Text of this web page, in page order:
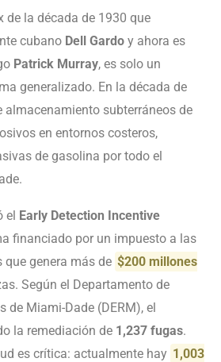
de la década de 1930 que
cubano Dell Gardo y ahora es
Patrick Murray, es solo un
generalizado. En la década de
almacenamiento subterráneos de
en entornos costeros,
de gasolina por todo el
el Early Detection Incentive
financiado por un impuesto a las
genera más de $200 millones
Según el Departamento de
de Miami-Dade (DERM), el
la remediación de 1,237 fugas.
es crítica: actualmente hay 1,003